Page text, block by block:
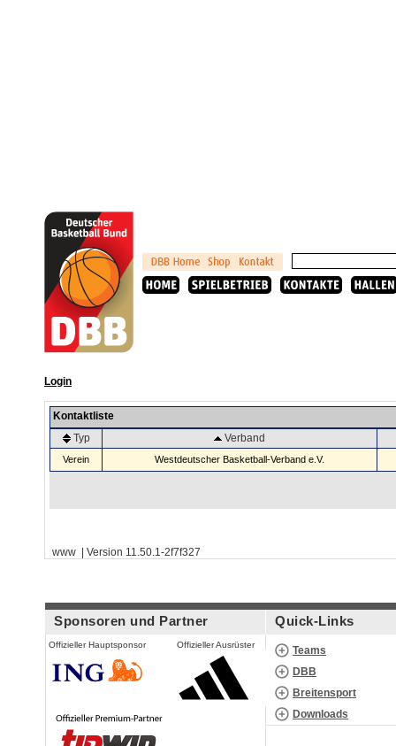
Login
Kontaktliste
Typ
Verband
Verein Westdeutscher Basketball-Verband e.V.
www | Version 11.50.1-2f7f327
Sponsoren und Partner
Offizieller Hauptsponsor Offizieller Ausrüster
Quick-Links
Teams
DBB
Breitensport
Downloads